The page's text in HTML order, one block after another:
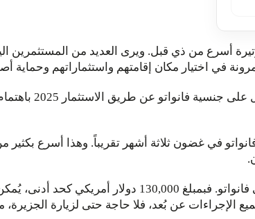
أسرع من ذي قبل. ويرى العديد من
في اختيار مكان إقامتهم واستثماراتهم وحماية
من بين
في غضون ثلاثة أشهر تقريباً. وهذا أسرع بكثير
يُعدّ السعر أحد الأسباب التي تدفع الناس إلى التفكير
الإجراءات عن بُعد، فلا حاجة حتى لزيارة الجزيرة،